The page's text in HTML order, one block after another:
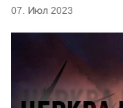
07. Июл 2023